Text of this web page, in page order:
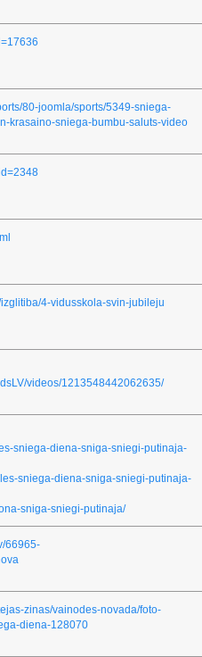
80-joomla/sports/5349-sniega-
krasaino-sniega-bumbu-saluts-video
4-vidusskola-svin-jubileju
videos/1213548442062635/
sniega-diena-sniga-sniegi-putinaja-
sniega-diena-sniga-sniegi-putinaja-
sniga-sniegi-putinaja/
66965-
zinas/vainodes-novada/foto-
diena-128070